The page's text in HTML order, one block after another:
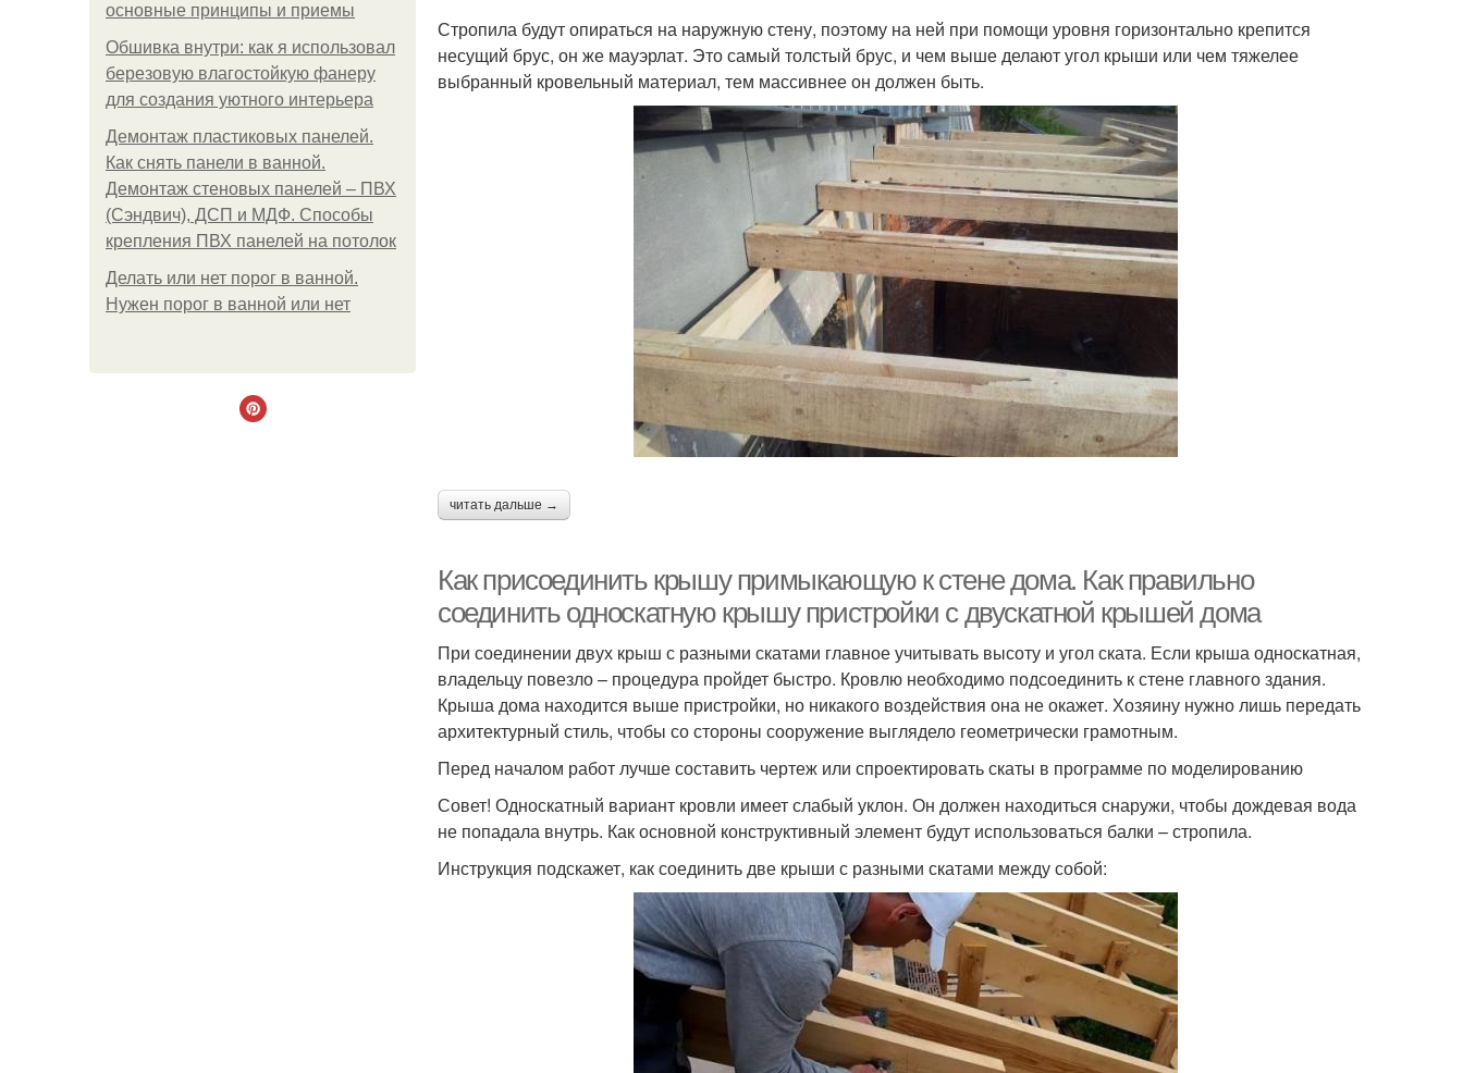
основные принципы и приемы
Обшивка внутри: как я использовал
березовую влагостойкую фанеру
для создания уютного интерьера
Демонтаж пластиковых панелей.
Как снять панели в ванной.
Демонтаж стеновых панелей – ПВХ
(Сэндвич), ДСП и МДФ. Способы
крепления ПВХ панелей на потолок
Делать или нет порог в ванной.
Нужен порог в ванной или нет
Стропила будут опираться на наружную стену, поэтому на ней при помощи уровня горизонтально крепится
несущий брус, он же мауэрлат. Это самый толстый брус, и чем выше делают угол крыши или чем тяжелее
выбранный кровельный материал, тем массивнее он должен быть.
читать дальше →
Как присоединить крышу примыкающую к стене дома. Как правильно
соединить односкатную крышу пристройки с двускатной крышей дома
При соединении двух крыш с разными скатами главное учитывать высоту и угол ската. Если крыша односкатная,
владельцу повезло – процедура пройдет быстро. Кровлю необходимо подсоединить к стене главного здания.
Крыша дома находится выше пристройки, но никакого воздействия она не окажет. Хозяину нужно лишь передать
архитектурный стиль, чтобы со стороны сооружение выглядело геометрически грамотным.
Перед началом работ лучше составить чертеж или спроектировать скаты в программе по моделированию
Совет! Односкатный вариант кровли имеет слабый уклон. Он должен находиться снаружи, чтобы дождевая вода
не попадала внутрь. Как основной конструктивный элемент будут использоваться балки – стропила.
Инструкция подскажет, как соединить две крыши с разными скатами между собой: